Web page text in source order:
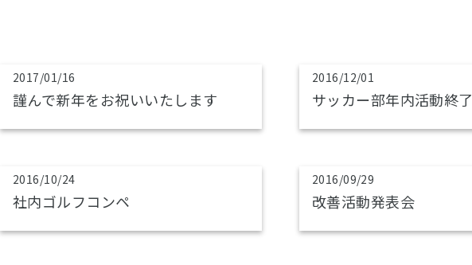
2017/01/16
謹んで新年をお祝いいたします
2016/12/01
サッカー部年内活動終了
2016/10/24
社内ゴルフコンペ
2016/09/29
改善活動発表会